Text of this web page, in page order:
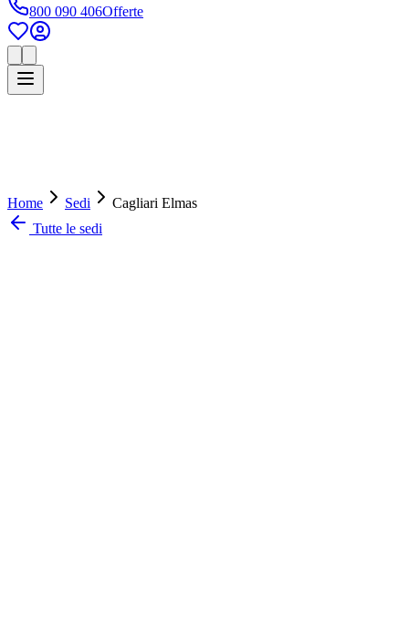
800 090 406Offerte
Home Sedi
Cagliari Elmas
Tutte le sedi